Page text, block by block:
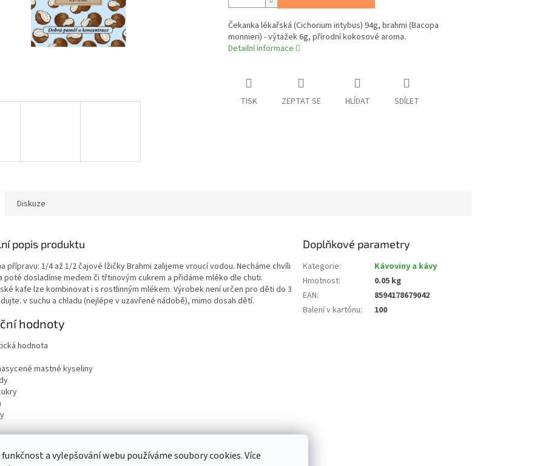
a vylepšování webu používáme soubory cookies. Více
Čekanka lékařská (Cichorium intybus) 94g, brahmi (Bacopa
monnieri) - výtažek 6g, přírodní kokosové aroma.
Detailní informace
TISK ZEPTAT SE HLÍDAT SDÍLET
Diskuze
popis produktu
přípravu: 1/4 až 1/2 čajové lžičky Brahmi zalijeme vroucí vodou. Necháme chvíli
poté dosladíme medem či třtinovým cukrem a přidáme mléko dle chuti.
kafe lze kombinovat i s rostlinným mlékem. Výrobek není určen pro děti do 3
v suchu a chladu (nejlépe v uzavřené nádobě), mimo dosah dětí.
hodnoty
hodnota
mastné kyseliny
Doplňkové parametry
Kategorie:
Kávoviny a kávy
Hmotnost:
0.05 kg
EAN:
8594178679042
Balení v kartónu: 100